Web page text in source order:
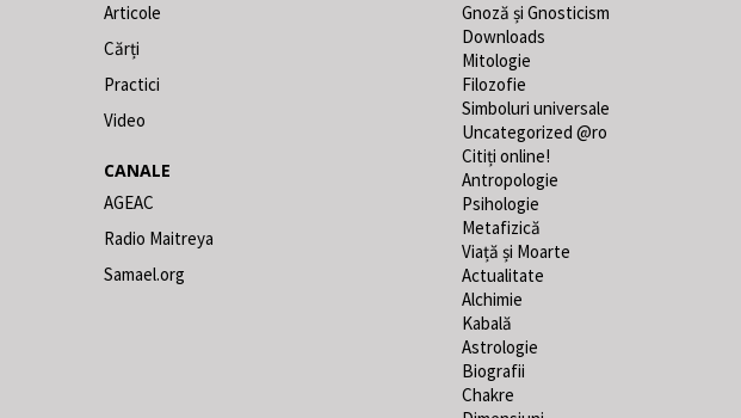
Articole
Cărți
Practici
Video
CANALE
AGEAC
Radio Maitreya
Samael.org
Gnoză și Gnosticism
Downloads
Mitologie
Filozofie
Simboluri universale
Uncategorized @ro
Citiți online!
Antropologie
Psihologie
Metafizică
Viață și Moarte
Actualitate
Alchimie
Kabală
Astrologie
Biografii
Chakre